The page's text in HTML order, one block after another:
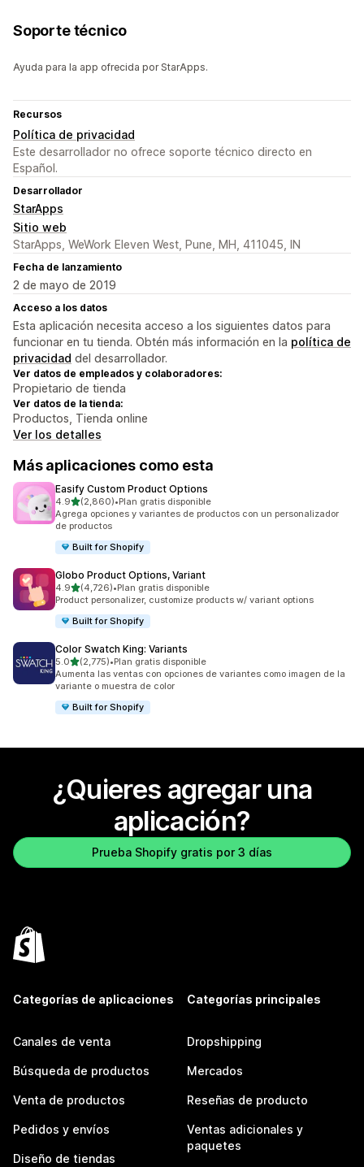
Soporte técnico
Ayuda para la app ofrecida por StarApps.
Recursos
Política de privacidad
Este desarrollador no ofrece soporte técnico directo en
Español.
Desarrollador
StarApps
Sitio web
StarApps, WeWork Eleven West, Pune, MH, 411045, IN
Fecha de lanzamiento
2 de mayo de 2019
Acceso a los datos
Esta aplicación necesita acceso a los siguientes datos para
funcionar en tu tienda. Obtén más información en la política de
privacidad del desarrollador.
Ver datos de empleados y colaboradores:
Propietario de tienda
Ver datos de la tienda:
Productos, Tienda online
Ver los detalles
Más aplicaciones como esta
Easify Custom Product Options
4.9de 5 estrellas
(2,860)
2860 reseñas en total
•Plan gratis disponible
Agrega opciones y variantes de productos con un personalizador
de productos
Built for Shopify
Globo Product Options, Variant
4.9de 5 estrellas
(4,726)
4726 reseñas en total
•Plan gratis disponible
Product personalizer, customize products w/ variant options
Built for Shopify
Color Swatch King: Variants
5.0de 5 estrellas
(2,775)
2775 reseñas en total
•Plan gratis disponible
Aumenta las ventas con opciones de variantes como imagen de la
variante o muestra de color
Built for Shopify
¿Quieres agregar una
aplicación?
Prueba Shopify gratis por 3 días
Categorías de aplicaciones
Canales de venta
Búsqueda de productos
Venta de productos
Pedidos y envíos
Diseño de tiendas
Categorías principales
Dropshipping
Mercados
Reseñas de producto
Ventas adicionales y
paquetes